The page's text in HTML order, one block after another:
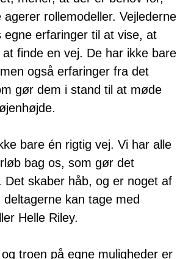
agerer rollemodeller. Vejlederne
egne erfaringer til at vise, at
finde en vej. De har ikke bare
også erfaringer fra det
gør dem i stand til at møde
bare én rigtig vej. Vi har alle
bag os, som gør det
Det skaber håb, og er noget af
kan tage med
Helle Riley.
troen på egne muligheder er